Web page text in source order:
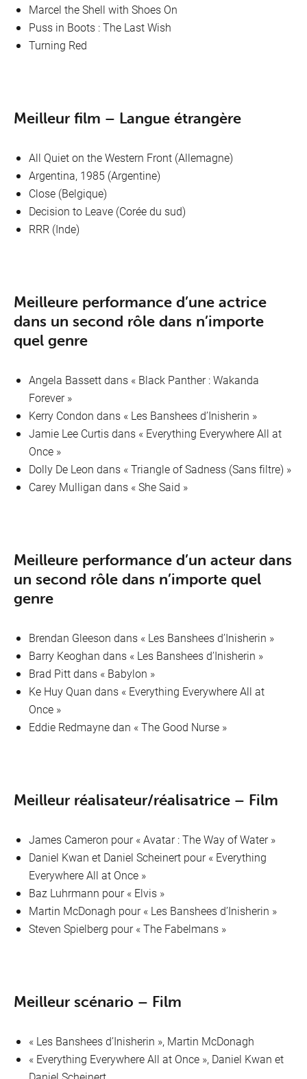
Marcel the Shell with Shoes On
Puss in Boots : The Last Wish
Turning Red
Meilleur film – Langue étrangère
All Quiet on the Western Front (Allemagne)
Argentina, 1985 (Argentine)
Close (Belgique)
Decision to Leave (Corée du sud)
RRR (Inde)
Meilleure performance d’une actrice
dans un second rôle dans n’importe
quel genre
Angela Bassett dans « Black Panther : Wakanda
Forever »
Kerry Condon dans « Les Banshees d’Inisherin »
Jamie Lee Curtis dans « Everything Everywhere All at
Once »
Dolly De Leon dans « Triangle of Sadness (Sans filtre) »
Carey Mulligan dans « She Said »
Meilleure performance d’un acteur dans
un second rôle dans n’importe quel
genre
Brendan Gleeson dans « Les Banshees d’Inisherin »
Barry Keoghan dans « Les Banshees d’Inisherin »
Brad Pitt dans « Babylon »
Ke Huy Quan dans « Everything Everywhere All at
Once »
Eddie Redmayne dan « The Good Nurse »
Meilleur réalisateur/réalisatrice – Film
James Cameron pour «Avatar : The Way of Water »
Daniel Kwan et Daniel Scheinert pour « Everything
Everywhere All at Once »
Baz Luhrmann pour « Elvis »
Martin McDonagh pour « Les Banshees d’Inisherin »
Steven Spielberg pour « The Fabelmans »
Meilleur scénario – Film
« Les Banshees d’Inisherin », Martin McDonagh
« Everything Everywhere All at Once », Daniel Kwan et